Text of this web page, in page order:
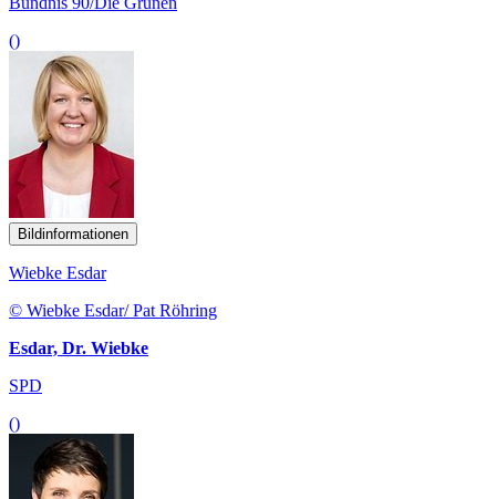
()
Bildinformationen
Wiebke Esdar
© Wiebke Esdar/ Pat Röhring
Esdar, Dr. Wiebke
SPD
()